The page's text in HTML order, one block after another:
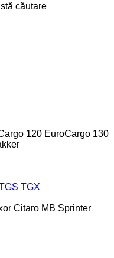
căutare
120 EuroCargo 130
TGX
Citaro MB Sprinter